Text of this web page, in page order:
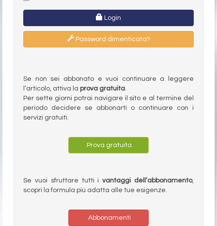
Login
Password dimenticata?
Se non sei abbonato e vuoi continuare a leggere
l’articolo, attiva la prova gratuita.
Per sette giorni potrai navigare il sito e al termine del
periodo decidere se abbonarti o continuare con i
servizi gratuiti.
Prova gratuita
Se vuoi sfruttare tutti ivantaggi dell’abbonamento,
scopri la formula più adatta alle tue esigenze.
Abbonamenti